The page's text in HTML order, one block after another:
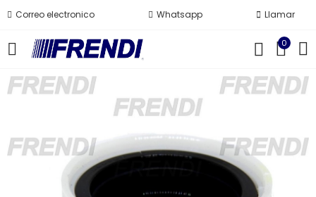
Correo electronico Whatsapp Llamar
0